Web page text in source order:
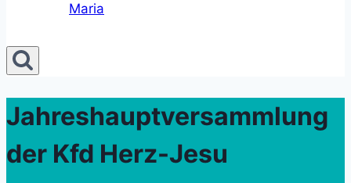
Maria
Jahreshauptversammlung
der Kfd Herz-Jesu